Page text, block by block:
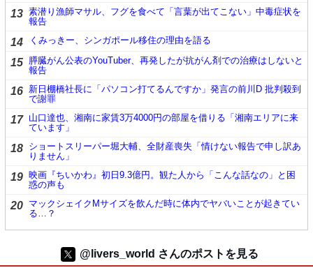
13 素潜り漁師マサル、フグを食べて「言葉が出てこない」中毒症状を
報告
14 くみっきー、シンガポール移住の理由を語る
15 膵臓がん公表のYouTuber、再発したが抗がん剤での治療はしないと
報告
16 新日棚橋社長に「パソコン打てるんですか」発言の前川D 批判殺到
で謝罪
17 山口達也、湘南に家賃3万4000円の部屋を借りる「湘南エリアに来
ています」
18 ショートスリーパー堀大輔、全財産喪失「情けない報告で申し訳あ
りません」
19 映画『ちいかわ』初日9.3億円。観た人から「こんな話なの」と困
惑の声も
20 マックシェイクMサイズを飲んだ時に体内でヤバいことが起きてい
る…？
@livers_world さんのポストを見る